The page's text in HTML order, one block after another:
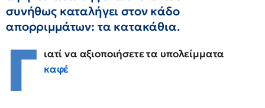
συνήθως καταλήγει στον κάδο
απορριμμάτων: τα κατακάθια.
Γ ιατί να αξιοποιήσετε τα υπολείμματα
καφέ